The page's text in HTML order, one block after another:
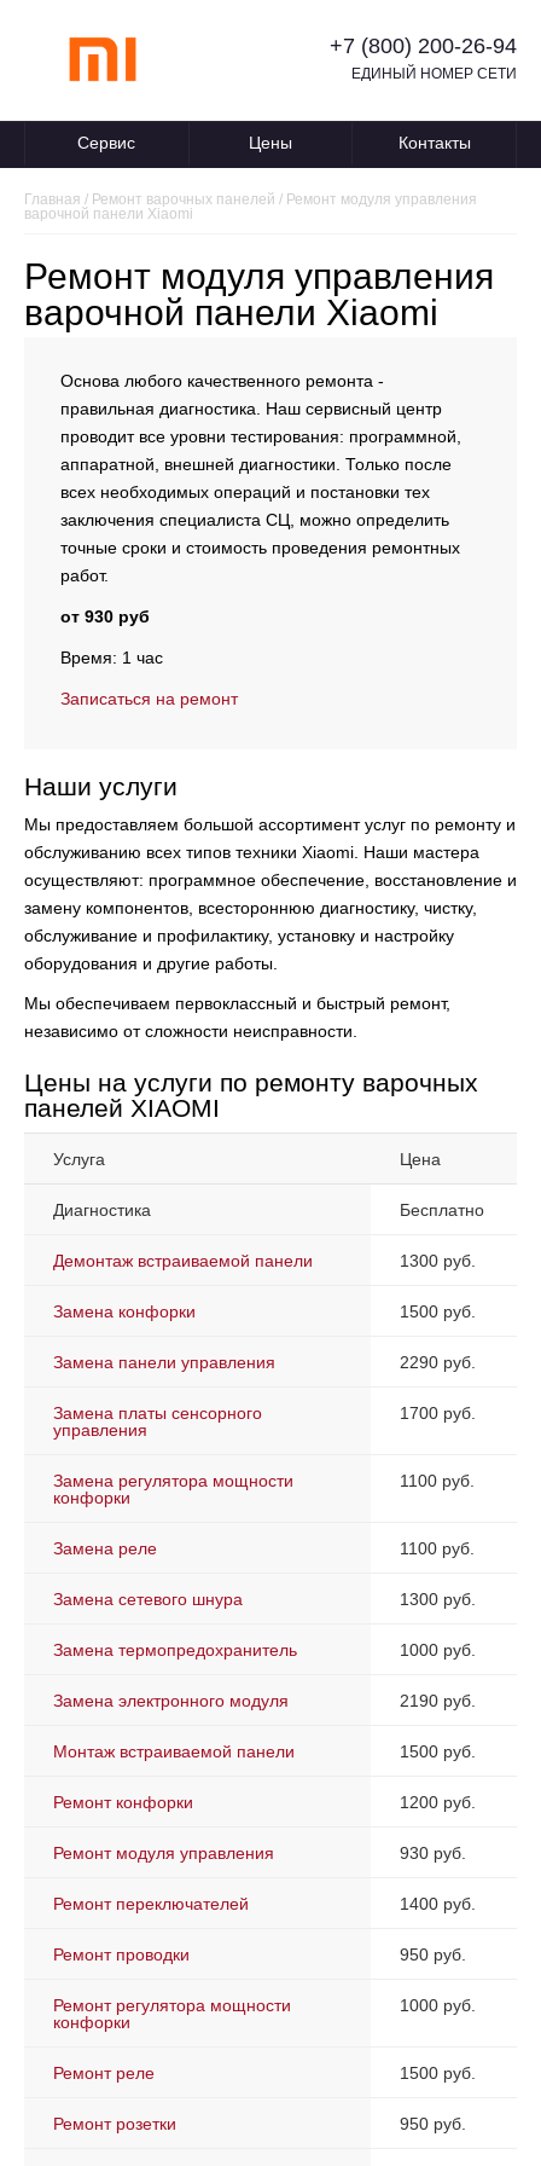
+7 (800) 200-26-94
ЕДИНЫЙ НОМЕР СЕТИ
Сервис Цены Контакты
Главная / Ремонт варочных панелей / Ремонт модуля управления
варочной панели Xiaomi
Ремонт модуля управления
варочной панели Xiaomi
Основа любого качественного ремонта -
правильная диагностика. Наш сервисный центр
проводит все уровни тестирования: программной,
аппаратной, внешней диагностики. Только после
всех необходимых операций и постановки тех
заключения специалиста СЦ, можно определить
точные сроки и стоимость проведения ремонтных
работ.
от 930 руб
Время: 1 час
Записаться на ремонт
Наши услуги
Мы предоставляем большой ассортимент услуг по ремонту и
обслуживанию всех типов техники Xiaomi. Наши мастера
осуществляют: программное обеспечение, восстановление и
замену компонентов, всестороннюю диагностику, чистку,
обслуживание и профилактику, установку и настройку
оборудования и другие работы.
Мы обеспечиваем первоклассный и быстрый ремонт,
независимо от сложности неисправности.
Цены на услуги по ремонту варочных
панелей XIAOMI
Услуга Цена
Диагностика Бесплатно
Демонтаж встраиваемой панели 1300 руб.
Замена конфорки 1500 руб.
Замена панели управления 2290 руб.
Замена платы сенсорного
управления
1700 руб.
Замена регулятора мощности
конфорки
1100 руб.
Замена реле 1100 руб.
Замена сетевого шнура 1300 руб.
Замена термопредохранитель 1000 руб.
Замена электронного модуля 2190 руб.
Монтаж встраиваемой панели 1500 руб.
Ремонт конфорки 1200 руб.
Ремонт модуля управления 930 руб.
Ремонт переключателей 1400 руб.
Ремонт проводки 950 руб.
Ремонт регулятора мощности
конфорки
1000 руб.
Ремонт реле 1500 руб.
Ремонт розетки 950 руб.